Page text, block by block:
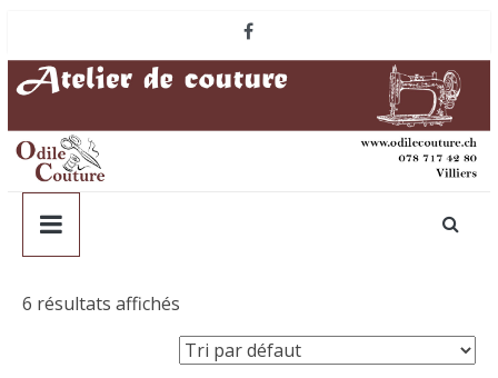
contenu
6 résultats affichés